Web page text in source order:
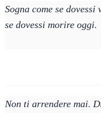
Sogna come se
se dovessi morire oggi.
Non ti arrendere mai.